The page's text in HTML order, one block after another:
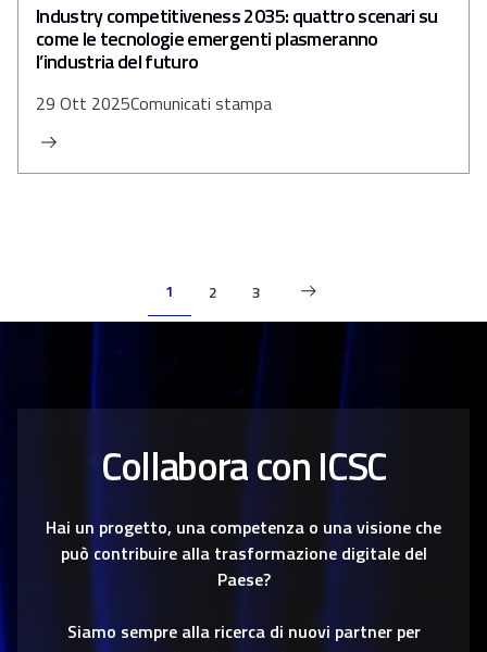
Industry competitiveness 2035: quattro scenari su
come le tecnologie emergenti plasmeranno
l’industria del futuro
29 Ott 2025Comunicati stampa
a
1 2 3
Collabora con ICSC
Hai un progetto, una competenza o una visione che
può contribuire alla trasformazione digitale del
Paese?
Siamo sempre alla ricerca di nuovi partner per